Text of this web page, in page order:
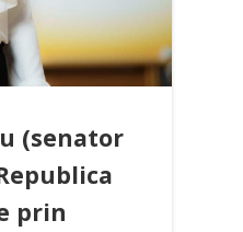
(senator
prin